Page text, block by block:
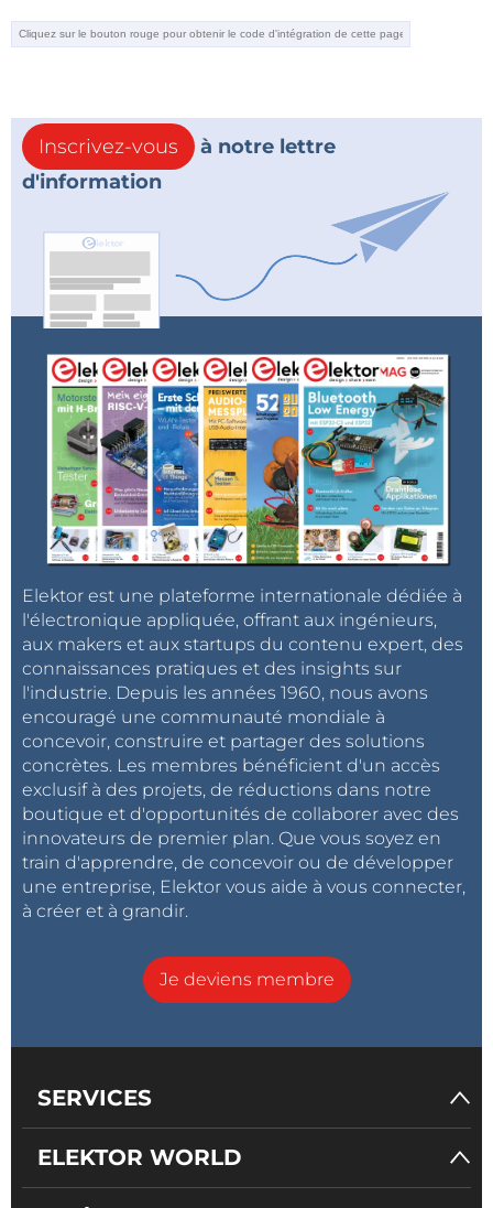
Inscrivez-vous
à notre lettre
d'information
Elektor est une plateforme internationale dédiée à
l'électronique appliquée, offrant aux ingénieurs,
aux makers et aux startups du contenu expert, des
connaissances pratiques et des insights sur
l'industrie. Depuis les années 1960, nous avons
encouragé une communauté mondiale à
concevoir, construire et partager des solutions
concrètes. Les membres bénéficient d'un accès
exclusif à des projets, de réductions dans notre
boutique et d'opportunités de collaborer avec des
innovateurs de premier plan. Que vous soyez en
train d'apprendre, de concevoir ou de développer
une entreprise, Elektor vous aide à vous connecter,
à créer et à grandir.
Je deviens membre
SERVICES
ELEKTOR WORLD